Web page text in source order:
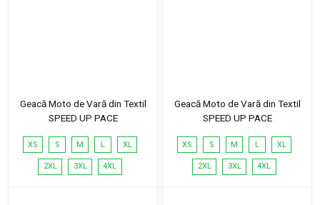
Geacă Moto de Vară din Textil
SPEED UP PACE
XS S M L XL
2XL 3XL 4XL
Geacă Moto de Vară din Textil
SPEED UP PACE
XS S M L XL
2XL 3XL 4XL